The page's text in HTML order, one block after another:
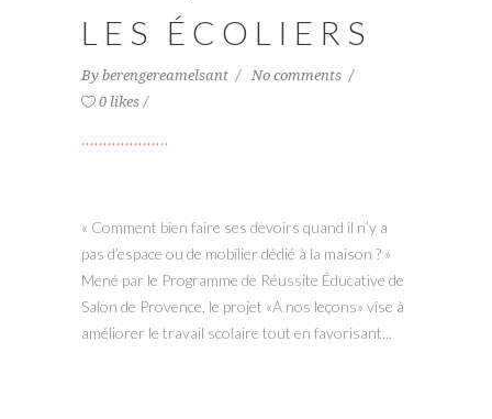
LES ÉCOLIERS
By berengereamelsant
No comments
0 likes
« Comment bien faire ses devoirs quand il n’y a
pas d’espace ou de mobilier dédié à la maison ? »
Mené par le Programme de Réussite Éducative de
Salon de Provence, le projet «A nos leçons» vise à
améliorer le travail scolaire tout en favorisant...